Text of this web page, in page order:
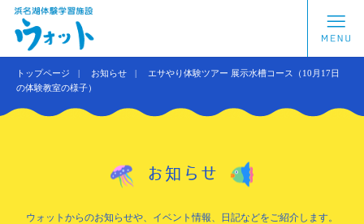
トップページ お知らせ
エサやり体験ツアー 展示水槽コース（10月17日
の体験教室の様子）
お知らせ
ウォットからのお知らせや、イベント情報、日記などをご紹介します。